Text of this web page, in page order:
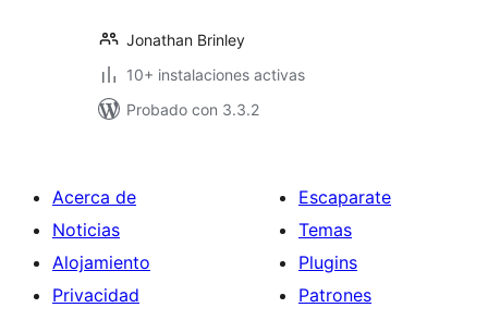
Jonathan Brinley
10+ instalaciones activas
Probado con 3.3.2
Acerca de
Noticias
Alojamiento
Privacidad
Escaparate
Temas
Plugins
Patrones